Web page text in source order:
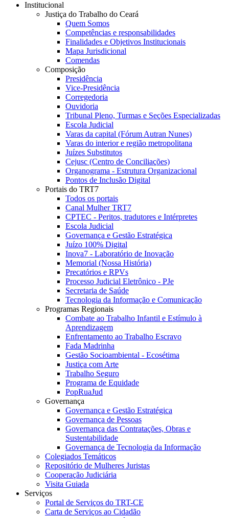
Institucional
Justiça do Trabalho do Ceará
Quem Somos
Competências e responsabilidades
Finalidades e Objetivos Institucionais
Mapa Jurisdicional
Comendas
Composição
Presidência
Vice-Presidência
Corregedoria
Ouvidoria
Tribunal Pleno, Turmas e Seções Especializadas
Escola Judicial
Varas da capital (Fórum Autran Nunes)
Varas do interior e região metropolitana
Juízes Substitutos
Cejusc (Centro de Conciliações)
Organograma - Estrutura Organizacional
Pontos de Inclusão Digital
Portais do TRT7
Todos os portais
Canal Mulher TRT7
CPTEC - Peritos, tradutores e Intérpretes
Escola Judicial
Governança e Gestão Estratégica
Juízo 100% Digital
Inova7 - Laboratório de Inovação
Memorial (Nossa História)
Precatórios e RPVs
Processo Judicial Eletrônico - PJe
Secretaria de Saúde
Tecnologia da Informação e Comunicação
Programas Regionais
Combate ao Trabalho Infantil e Estímulo à
Aprendizagem
Enfrentamento ao Trabalho Escravo
Fada Madrinha
Gestão Socioambiental - Ecosétima
Justiça com Arte
Trabalho Seguro
Programa de Equidade
PopRuaJud
Governança
Governança e Gestão Estratégica
Governança de Pessoas
Governança das Contratações, Obras e
Sustentabilidade
Governança de Tecnologia da Informação
Colegiados Temáticos
Repositório de Mulheres Juristas
Cooperação Judiciária
Visita Guiada
Serviços
Portal de Serviços do TRT-CE
Carta de Serviços ao Cidadão